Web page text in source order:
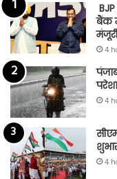
बैंक
मंजूरी
4
4
4